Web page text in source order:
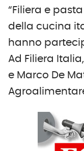
“Filiera e
della cucina
hanno
Ad Filiera
e Marco De